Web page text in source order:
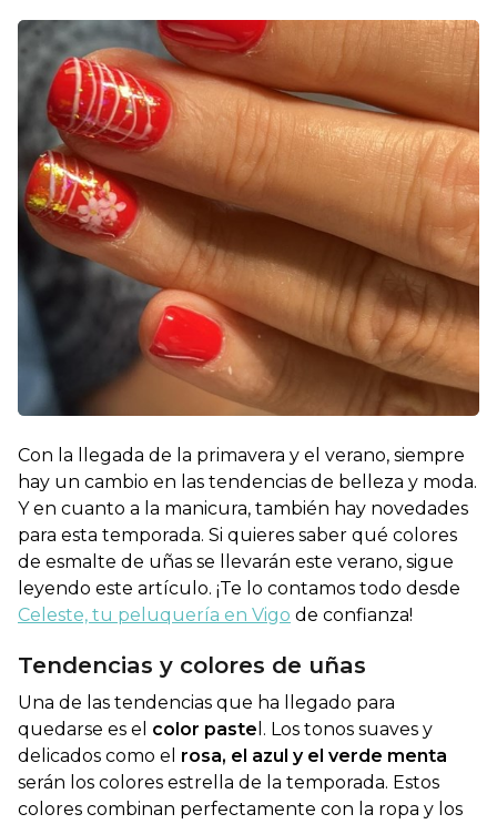
Con la llegada de la primavera y el verano, siempre
hay un cambio en las tendencias de belleza y moda.
Y en cuanto a la manicura, también hay novedades
para esta temporada. Si quieres saber qué colores
de esmalte de uñas se llevarán este verano, sigue
leyendo este artículo. ¡Te lo contamos todo desde
Celeste, tu peluquería en Vigo de confianza!
Tendencias y colores de uñas
Una de las tendencias que ha llegado para
quedarse es el color paste l. Los tonos suaves y
delicados como el rosa, el azul y el verde menta
serán los colores estrella de la temporada. Estos
colores combinan perfectamente con la ropa y los